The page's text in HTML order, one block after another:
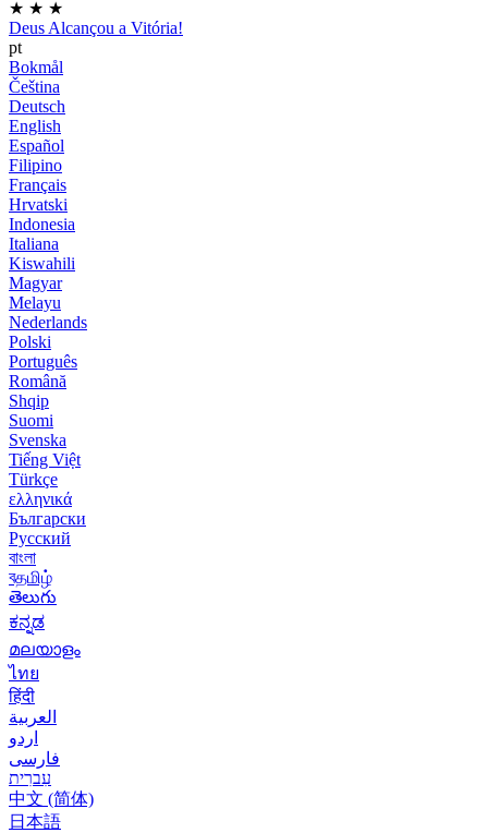
★ ★ ★
Deus Alcançou a Vitória!
pt
Bokmål
Čeština
Deutsch
English
Español
Filipino
Français
Hrvatski
Indonesia
Italiana
Kiswahili
Magyar
Melayu
Nederlands
Polski
Português
Română
Shqip
Suomi
Svenska
Tiếng Việt
Türkçe
ελληνικά
Български
Русский
বাংলা
বதமிழ்
తెలుగు
ಕನ್ನಡ
മലയാളം
ไทย
हिंदी
العربية
اردو
فارسی
עִברִית
中文 (简体)
日本語